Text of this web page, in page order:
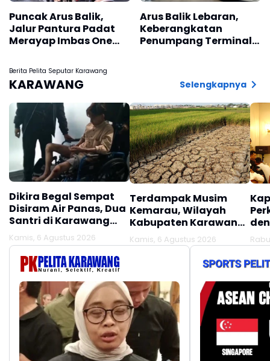
Puncak Arus Balik,
Jalur Pantura Padat
Merayap Imbas One
Arus Balik Lebaran,
Keberangkatan
Penumpang Terminal
Berita Pelita Seputar Karawang
KARAWANG Selengkapnya
Dikira Begal Sempat
Disiram Air Panas, Dua
Santri di Karawang
Terluka Akibat Aksi
Oknum Linmas
Kamis, 6 Agustus 2026
Terdampak Musim
Kemarau, Wilayah
Kabupaten Karawang
Kekeringan Makin
Meluas
Kamis, 6 Agustus 2026